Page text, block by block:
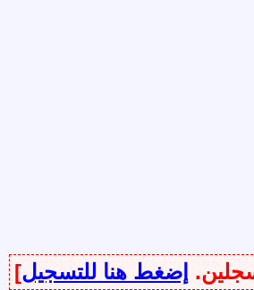
إضغط هنا للتسجيل]